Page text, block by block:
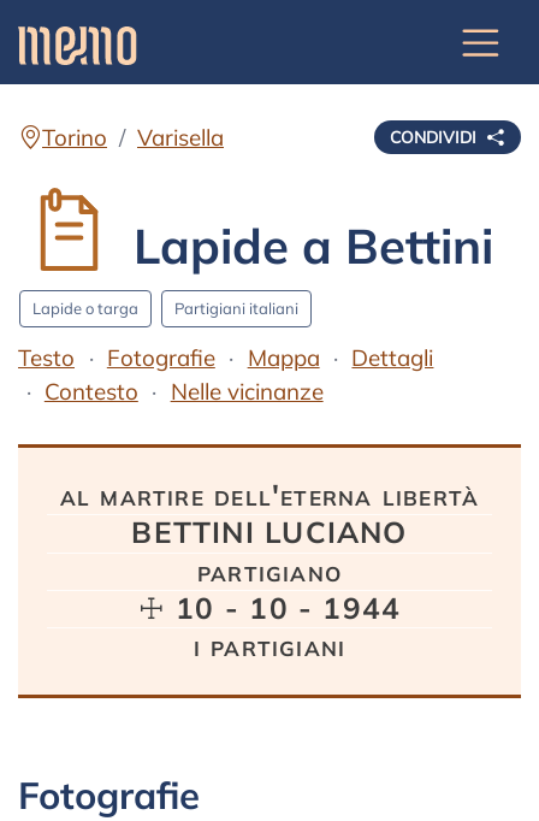
CONDIVIDI
Torino Varisella
Lapide a Bettini
Lapide o targa Partigiani italiani
Testo Fotografie Mappa
Dettagli
Contesto
Nelle vicinanze
al martire dell'eterna libertà
BETTINI LUCIANO
partigiano
☩ 10 - 10 - 1944
i partigiani
Fotografie